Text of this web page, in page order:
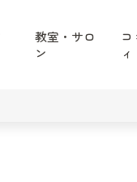
教室・サロ
ン
ィ